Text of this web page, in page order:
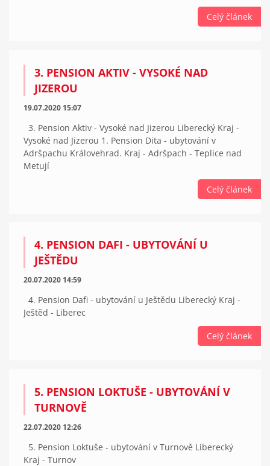
Celý článek
3. PENSION AKTIV - VYSOKÉ NAD
JIZEROU
19.07.2020 15:07
3. Pension Aktiv - Vysoké nad Jizerou Liberecký Kraj -
Vysoké nad Jizerou 1. Pension Dita - ubytování v
Adršpachu Královehrad. Kraj - Adršpach - Teplice nad
Metují
Celý článek
4. PENSION DAFI - UBYTOVÁNÍ U
JEŠTĚDU
20.07.2020 14:59
4. Pension Dafi - ubytování u Ještědu Liberecký Kraj -
Ještěd - Liberec
Celý článek
5. PENSION LOKTUŠE - UBYTOVÁNÍ V
TURNOVĚ
22.07.2020 12:26
5. Pension Loktuše - ubytování v Turnově Liberecký
Kraj - Turnov